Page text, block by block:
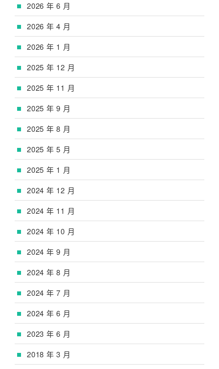
2026 年 6 月
2026 年 4 月
2026 年 1 月
2025 年 12 月
2025 年 11 月
2025 年 9 月
2025 年 8 月
2025 年 5 月
2025 年 1 月
2024 年 12 月
2024 年 11 月
2024 年 10 月
2024 年 9 月
2024 年 8 月
2024 年 7 月
2024 年 6 月
2023 年 6 月
2018 年 3 月